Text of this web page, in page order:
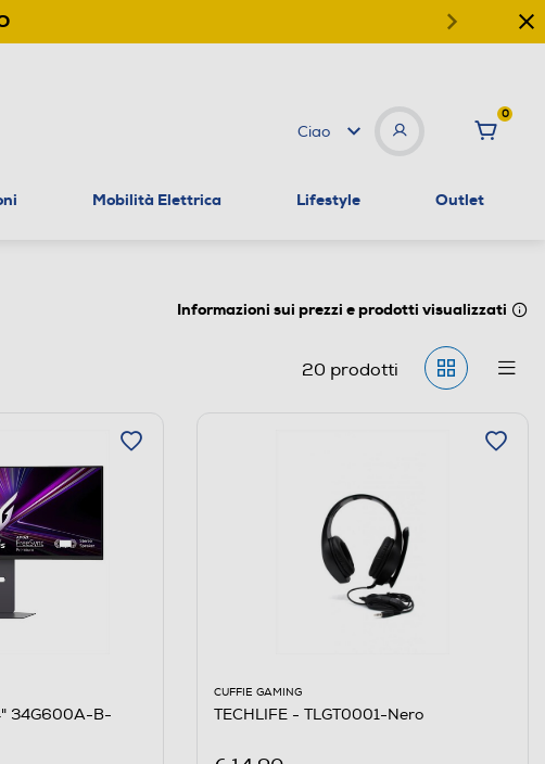
Ciao
0
Mobilità Elettrica Lifestyle Outlet
Informazioni sui prezzi e prodotti visualizzati
20 prodotti
34G600A-B-
CUFFIE GAMING
TECHLIFE - TLGT0001-Nero